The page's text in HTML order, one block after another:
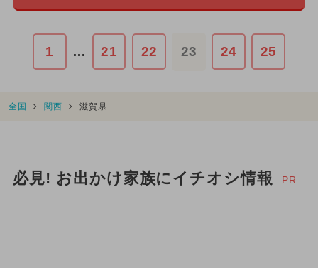
1 … 21 22 23 24 25
全国 関西 滋賀県
必見! お出かけ家族にイチオシ情報 PR